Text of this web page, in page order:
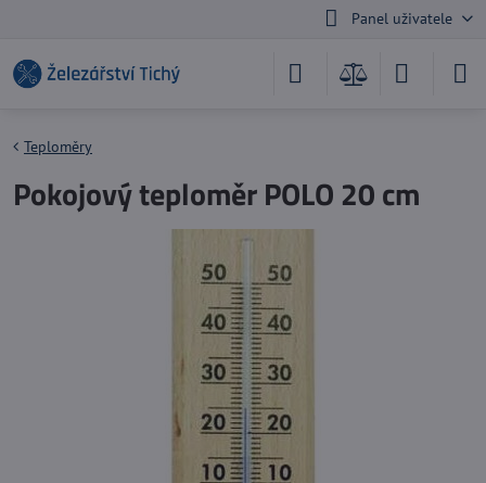
Panel uživatele
Teploměry
Pokojový teploměr POLO 20 cm